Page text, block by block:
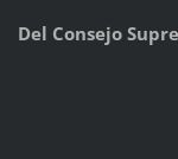
Del Consejo